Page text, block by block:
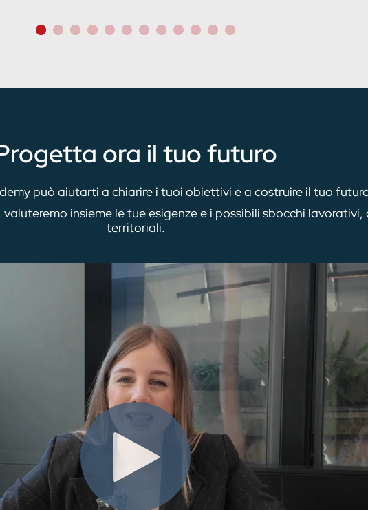
ora il tuo futuro
può aiutarti a chiarire i tuoi obiettivi e a costruire il tuo
insieme le tue esigenze e i possibili sbocchi
territoriali.